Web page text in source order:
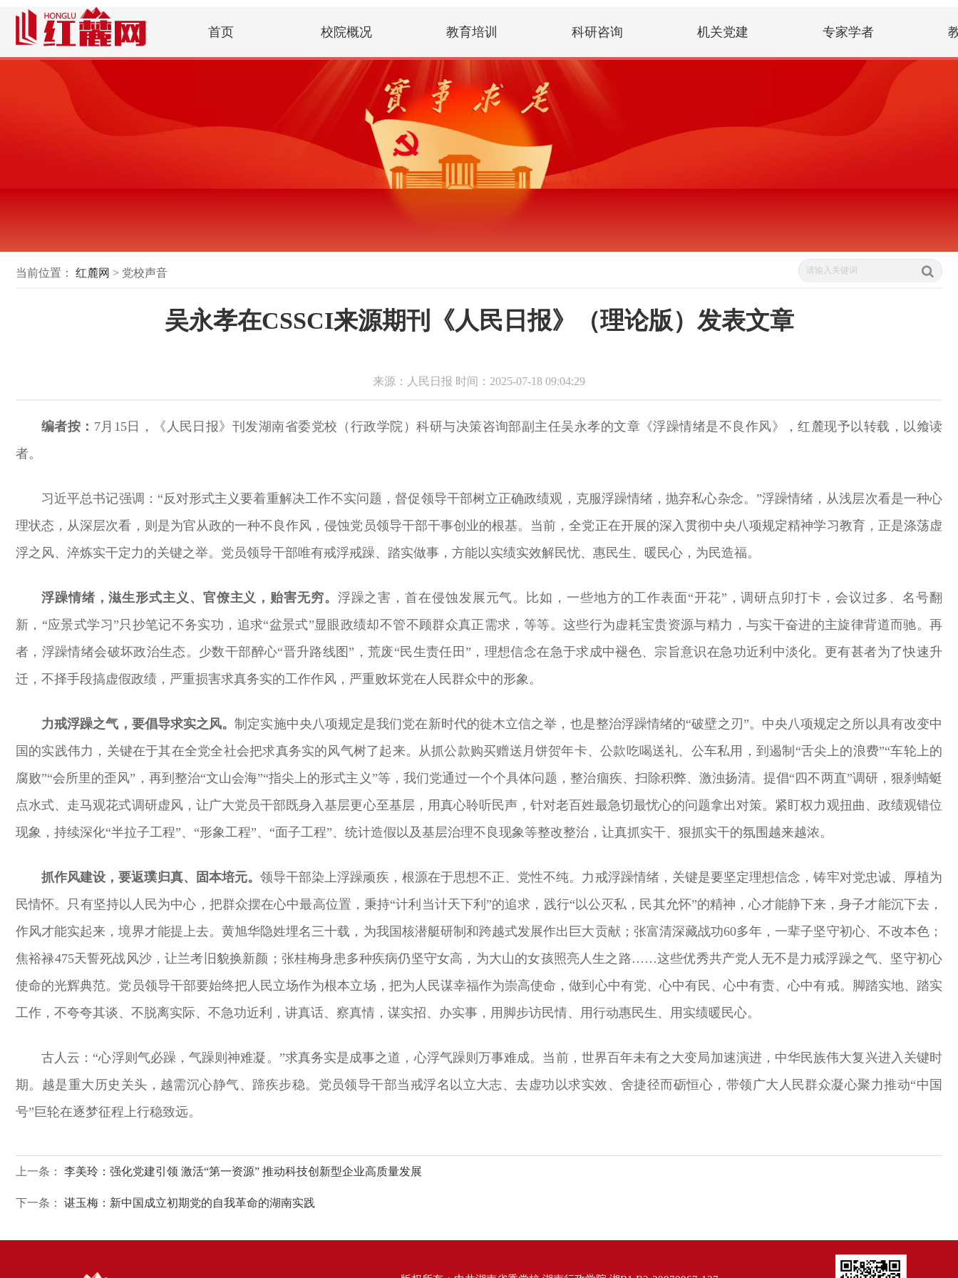
首页 校院概况 教育培训 科研咨询 机关党建 专家学者
当前位置： 红麓网 > 党校声音
吴永孝在CSSCI来源期刊《人民日报》（理论版）发表文章
来源：人民日报 时间：2025-07-18 09:04:29
编者按： 7月15日，《人民日报》刊发湖南省委党校（行政学院）科研与决策咨询部副主任吴永孝的文章《浮躁情绪是不良作风》，红麓现予以转载，以飨读
者。
习近平总书记强调：“反对形式主义要着重解决工作不实问题，督促领导干部树立正确政绩观，克服浮躁情绪，抛弃私心杂念。”浮躁情绪，从浅层次看是一种心
理状态，从深层次看，则是为官从政的一种不良作风，侵蚀党员领导干部干事创业的根基。当前，全党正在开展的深入贯彻中央八项规定精神学习教育，正是涤荡虚
浮之风、淬炼实干定力的关键之举。党员领导干部唯有戒浮戒躁、踏实做事，方能以实绩实效解民忧、惠民生、暖民心，为民造福。
浮躁情绪，滋生形式主义、官僚主义，贻害无穷。 浮躁之害，首在侵蚀发展元气。比如，一些地方的工作表面“开花”，调研点卯打卡，会议过多、名号翻
新，“应景式学习”只抄笔记不务实功，追求“盆景式”显眼政绩却不管不顾群众真正需求，等等。这些行为虚耗宝贵资源与精力，与实干奋进的主旋律背道而驰。再
者，浮躁情绪会破坏政治生态。少数干部醉心“晋升路线图”，荒废“民生责任田”，理想信念在急于求成中褪色、宗旨意识在急功近利中淡化。更有甚者为了快速升
迁，不择手段搞虚假政绩，严重损害求真务实的工作作风，严重败坏党在人民群众中的形象。
力戒浮躁之气，要倡导求实之风。制定实施中央八项规定是我们党在新时代的徙木立信之举，也是整治浮躁情绪的“破壁之刃”。中央八项规定之所以具有改变中
国的实践伟力，关键在于其在全党全社会把求真务实的风气树了起来。从抓公款购买赠送月饼贺年卡、公款吃喝送礼、公车私用，到遏制“舌尖上的浪费”“车轮上的
腐败”“会所里的歪风”，再到整治“文山会海”“指尖上的形式主义”等，我们党通过一个个具体问题，整治痼疾、扫除积弊、激浊扬清。提倡“四不两直”调研，狠刹蜻蜓
点水式、走马观花式调研虚风，让广大党员干部既身入基层更心至基层，用真心聆听民声，针对老百姓最急切最忧心的问题拿出对策。紧盯权力观扭曲、政绩观错位
现象，持续深化“半拉子工程”、“形象工程”、“面子工程”、统计造假以及基层治理不良现象等整改整治，让真抓实干、狠抓实干的氛围越来越浓。
抓作风建设，要返璞归真、固本培元。 领导干部染上浮躁顽疾，根源在于思想不正、党性不纯。力戒浮躁情绪，关键是要坚定理想信念，铸牢对党忠诚、厚植为
民情怀。只有坚持以人民为中心，把群众摆在心中最高位置，秉持“计利当计天下利”的追求，践行“以公灭私，民其允怀”的精神，心才能静下来，身子才能沉下去，
作风才能实起来，境界才能提上去。黄旭华隐姓埋名三十载，为我国核潜艇研制和跨越式发展作出巨大贡献；张富清深藏战功60多年，一辈子坚守初心、不改本色；
焦裕禄475天誓死战风沙，让兰考旧貌换新颜；张桂梅身患多种疾病仍坚守女高，为大山的女孩照亮人生之路……这些优秀共产党人无不是力戒浮躁之气、坚守初心
使命的光辉典范。党员领导干部要始终把人民立场作为根本立场，把为人民谋幸福作为崇高使命，做到心中有党、心中有民、心中有责、心中有戒。脚踏实地、踏实
工作，不夸夸其谈、不脱离实际、不急功近利，讲真话、察真情，谋实招、办实事，用脚步访民情、用行动惠民生、用实绩暖民心。
古人云：“心浮则气必躁，气躁则神难凝。”求真务实是成事之道，心浮气躁则万事难成。当前，世界百年未有之大变局加速演进，中华民族伟大复兴进入关键时
期。越是重大历史关头，越需沉心静气、蹄疾步稳。党员领导干部当戒浮名以立大志、去虚功以求实效、舍捷径而砺恒心，带领广大人民群众凝心聚力推动“中国
号”巨轮在逐梦征程上行稳致远。
上一条： 李美玲：强化党建引领 激活“第一资源” 推动科技创新型企业高质量发展
下一条： 谌玉梅：新中国成立初期党的自我革命的湖南实践